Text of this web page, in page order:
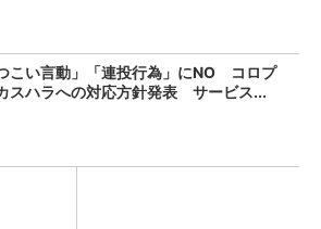
つこい言動」「連投行為」にNO コロプ
スハラへの対応方針発表 サービス...